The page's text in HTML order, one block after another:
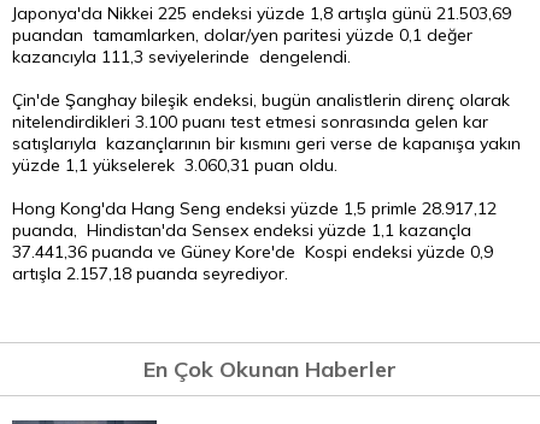
Japonya'da Nikkei 225 endeksi yüzde 1,8 artışla günü 21.503,69
puandan tamamlarken, dolar/yen paritesi yüzde 0,1 değer
kazancıyla 111,3 seviyelerinde dengelendi.
Çin'de Şanghay bileşik endeksi, bugün analistlerin direnç olarak
nitelendirdikleri 3.100 puanı test etmesi sonrasında gelen kar
satışlarıyla kazançlarının bir kısmını geri verse de kapanışa yakın
yüzde 1,1 yükselerek 3.060,31 puan oldu.
Hong Kong'da Hang Seng endeksi yüzde 1,5 primle 28.917,12
puanda, Hindistan'da Sensex endeksi yüzde 1,1 kazançla
37.441,36 puanda ve Güney Kore'de Kospi endeksi yüzde 0,9
artışla 2.157,18 puanda seyrediyor.
En Çok Okunan Haberler